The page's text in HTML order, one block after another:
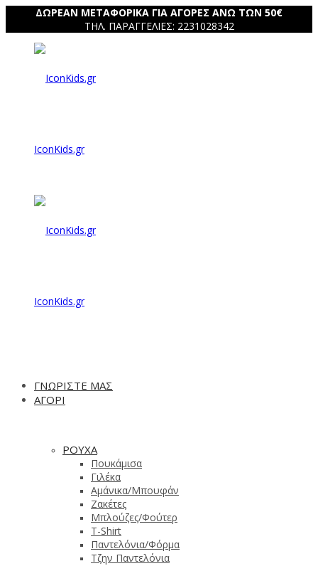
ΔΩΡΕΑΝ ΜΕΤΑΦΟΡΙΚΑ ΓΙΑ ΑΓΟΡΕΣ ΑΝΩ ΤΩΝ 50€
ΤΗΛ. ΠΑΡΑΓΓΕΛΙΕΣ: 2231028342
IconKids.gr
IconKids.gr
ΓΝΩΡΙΣΤΕ ΜΑΣ
ΑΓΟΡΙ
ΡΟΥΧΑ
Πουκάμισα
Γιλέκα
Αμάνικα/Μπουφάν
Ζακέτες
Μπλούζες/Φούτερ
T-Shirt
Παντελόνια/Φόρμα
Τζην Παντελόνια